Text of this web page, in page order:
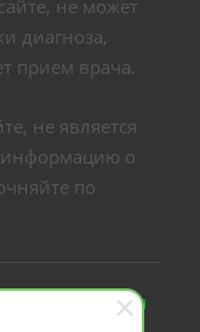
не может
диагноза,
прием врача.
не является
информацию о
по
«Энергия